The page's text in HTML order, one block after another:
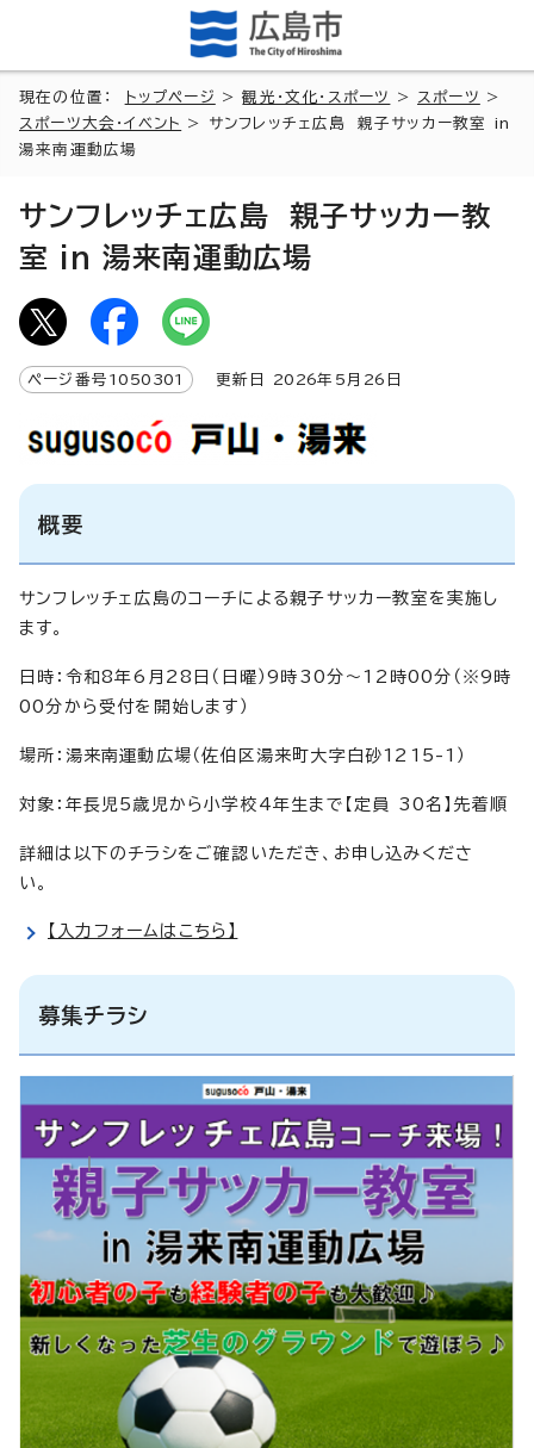
現在の位置： トップページ >観光・文化・スポーツ > スポーツ
>
スポーツ大会・イベント
> サンフレッチェ広島 親子サッカー教室 in
湯来南運動広場
サンフレッチェ広島 親子サッカー教
室 in 湯来南運動広場
ページ番号 1050301 更新日 2026年5月 26 日
概要
サンフレッチェ広島のコーチによる親子サッカー教室を実施し
ます。
日時：令和8年6月28日（日曜）9時30分～12時00分（※9時
00分から受付を開始します）
場所：湯来南運動広場（佐伯区湯来町大字白砂1215-1）
対象：年長児5歳児から小学校4年生まで【定員 30名】先着順
詳細は以下のチラシをご確認いただき、お申し込みくださ
い。
【入力フォームはこちら】
募集チラシ